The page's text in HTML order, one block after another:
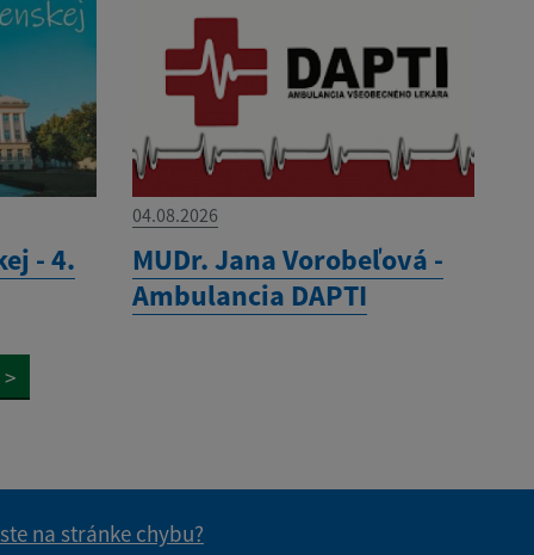
- 4.
04.08.2026
MUDr. Jana Vorobeľová -
Ambulancia DAPTI
>
na stránke chybu?